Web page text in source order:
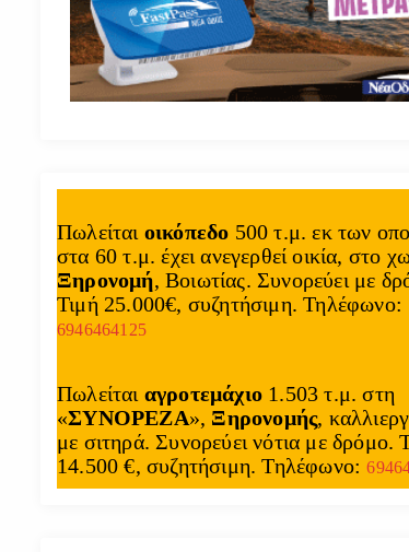
Πωλείται οικόπεδο 500 τ.μ. εκ των
στα 60 τ.μ. έχει ανεγερθεί οικία, στο
Ξηρονομή, Βοιωτίας. Συνορεύει με
Τιμή 25.000€, συζητήσιμη. Τηλέφωνο:
6946464125
Πωλείται αγροτεμάχιο 1.503 τ.μ. στη
«ΣΥΝΟΡΕΖΑ», Ξηρονομής,
με σιτηρά. Συνορεύει νότια με δρόμο.
14.500 €, συζητήσιμη. Τηλέφωνο: